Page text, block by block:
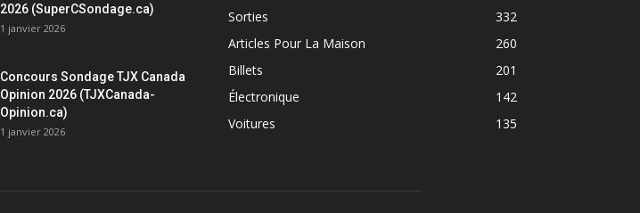
2026 (SuperCSondage.ca)
1 janvier 2026
Concours Sondage TJX Canada
Opinion 2026 (TJXCanada-
Opinion.ca)
1 janvier 2026
Sorties
332
Articles Pour La Maison
260
Billets
201
Électronique
142
Voitures
135